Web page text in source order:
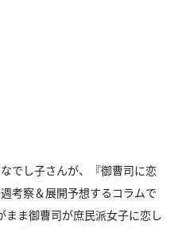
でし子さんが、『御曹司に恋
考察＆展開予想するコラムで
まま御曹司が庶民派女子に恋し